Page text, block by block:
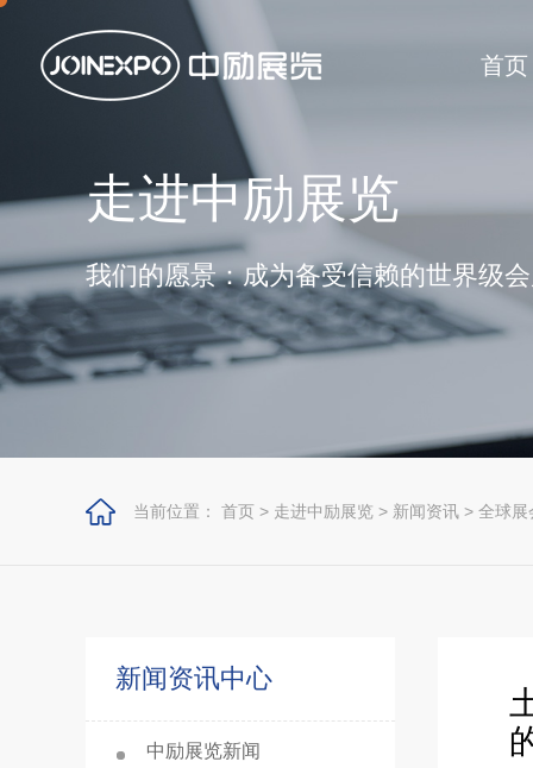
首页
走进中励展览
我们的愿景：成为备受信赖的世界级
当前位置： 首页 > 走进中励展览 > 新闻资讯 > 全球展
新闻资讯中心
中励展览新闻